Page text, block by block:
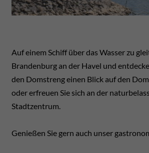
Auf einem Schiff über das Wasser zu
Brandenburg an der Havel und
den Domstreng einen Blick auf den
oder erfreuen Sie sich an der
Stadtzentrum.
Genießen Sie gern auch unser